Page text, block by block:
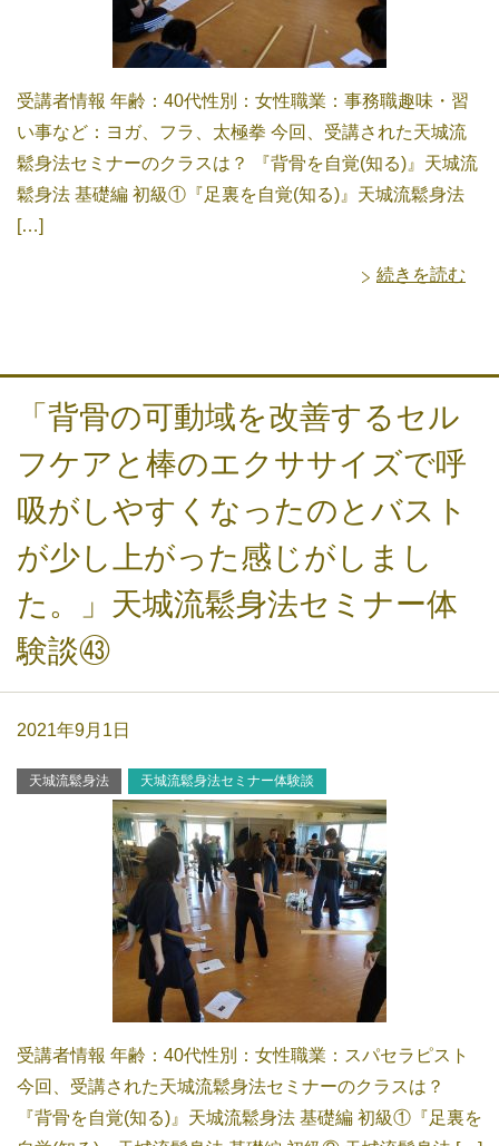
受講者情報 年齢：40代性別：女性職業：事務職趣味・習
い事など：ヨガ、フラ、太極拳 今回、受講された天城流
鬆身法セミナーのクラスは？ 『背骨を自覚(知る)』天城流
鬆身法 基礎編 初級①『足裏を自覚(知る)』天城流鬆身法
[…]
続きを読む
「背骨の可動域を改善するセル
フケアと棒のエクササイズで呼
吸がしやすくなったのとバスト
が少し上がった感じがしまし
た。」天城流鬆身法セミナー体
験談㊸
2021年9月1日
天城流鬆身法 天城流鬆身法セミナー体験談
受講者情報 年齢：40代性別：女性職業：スパセラピスト
今回、受講された天城流鬆身法セミナーのクラスは？
『背骨を自覚(知る)』天城流鬆身法 基礎編 初級①『足裏を